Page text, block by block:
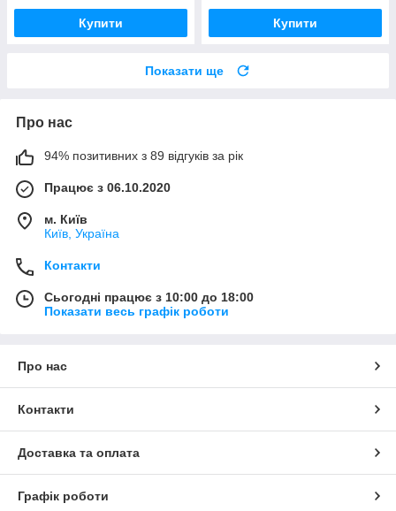
Купити Купити
Показати ще
Про нас
94% позитивних з 89 відгуків за рік
Працює з 06.10.2020
м. Київ
Київ, Україна
Контакти
Сьогодні працює з 10:00 до 18:00
Показати весь графік роботи
Про нас
Контакти
Доставка та оплата
Графік роботи